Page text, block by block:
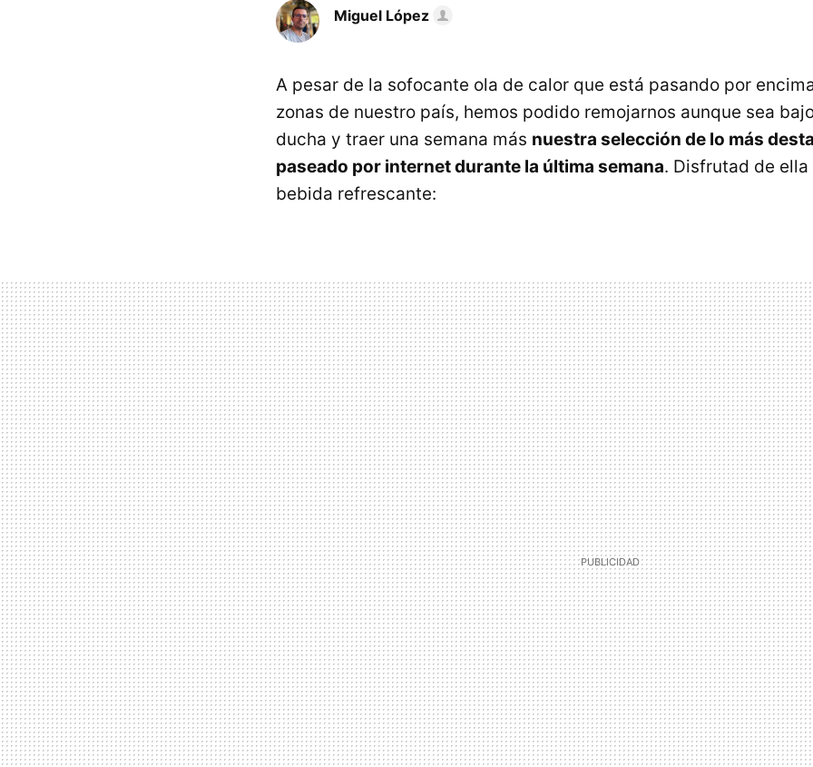
Miguel López
A pesar de la sofocante ola de calor que está pasando por
zonas de nuestro país, hemos podido remojarnos aunque sea
ducha y traer una semana más nuestra selección de lo más
paseado por internet durante la última semana. Disfrutad de ella
bebida refrescante: